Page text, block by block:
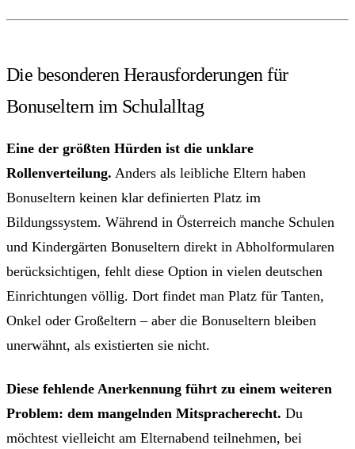
Die besonderen Herausforderungen für
Bonuseltern im Schulalltag
Eine der größten Hürden ist die unklare
Rollenverteilung. Anders als leibliche Eltern haben
Bonuseltern keinen klar definierten Platz im
Bildungssystem. Während in Österreich manche Schulen
und Kindergärten Bonuseltern direkt in Abholformularen
berücksichtigen, fehlt diese Option in vielen deutschen
Einrichtungen völlig. Dort findet man Platz für Tanten,
Onkel oder Großeltern – aber die Bonuseltern bleiben
unerwähnt, als existierten sie nicht.
Diese fehlende Anerkennung führt zu einem weiteren
Problem: dem mangelnden Mitspracherecht. Du
möchtest vielleicht am Elternabend teilnehmen, bei